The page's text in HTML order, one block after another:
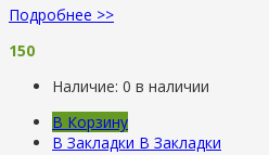
Подробнее >>
150
Наличие: 0 в наличии
В Корзину
В Закладки В Закладки